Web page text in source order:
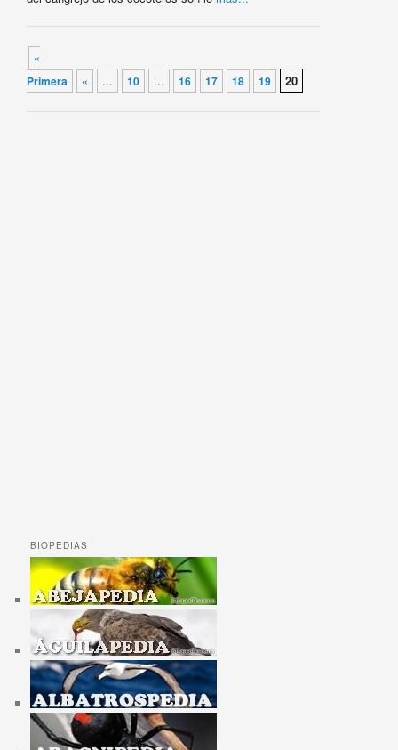
Navegador de artículos
«
Primera
« ... 10 ... 16 17 18 19 20
BIOPEDIAS